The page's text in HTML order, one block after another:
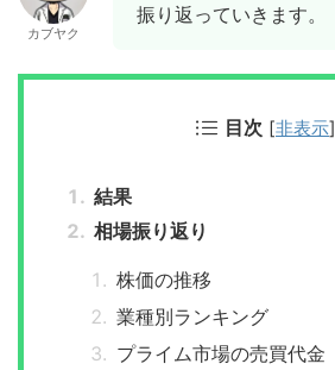
カブヤク
振り返っていきます。
目次 [非表示]
結果
相場振り返り
株価の推移
業種別ランキング
プライム市場の売買代金